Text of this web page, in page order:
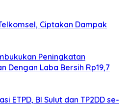
Ciptakan Dampak
Peningkatan
Dengan Laba Bersih Rp19,7
ETPD, BI Sulut dan TP2DD se-